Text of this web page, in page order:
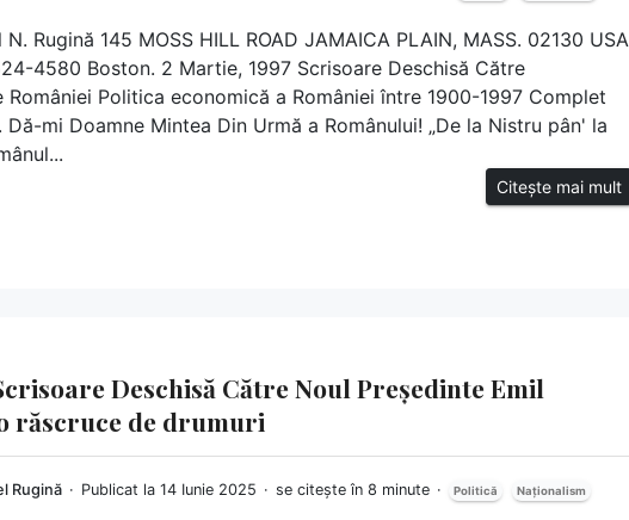
Rugină 145 MOSS HILL ROAD JAMAICA PLAIN, MASS. 02130 USA
4580 Boston. 2 Martie, 1997 Scrisoare Deschisă Către
României Politica economică a României între 1900-1997 Complet
Dă-mi Doamne Mintea Din Urmă a Românului! „De la Nistru pân' la
Citește mai mult
Deschisă Către Noul Președinte Emil
răscruce de drumuri
Rugină Publicat la 14 Iunie 2025 se citește în 8 minute Politică Naționalism